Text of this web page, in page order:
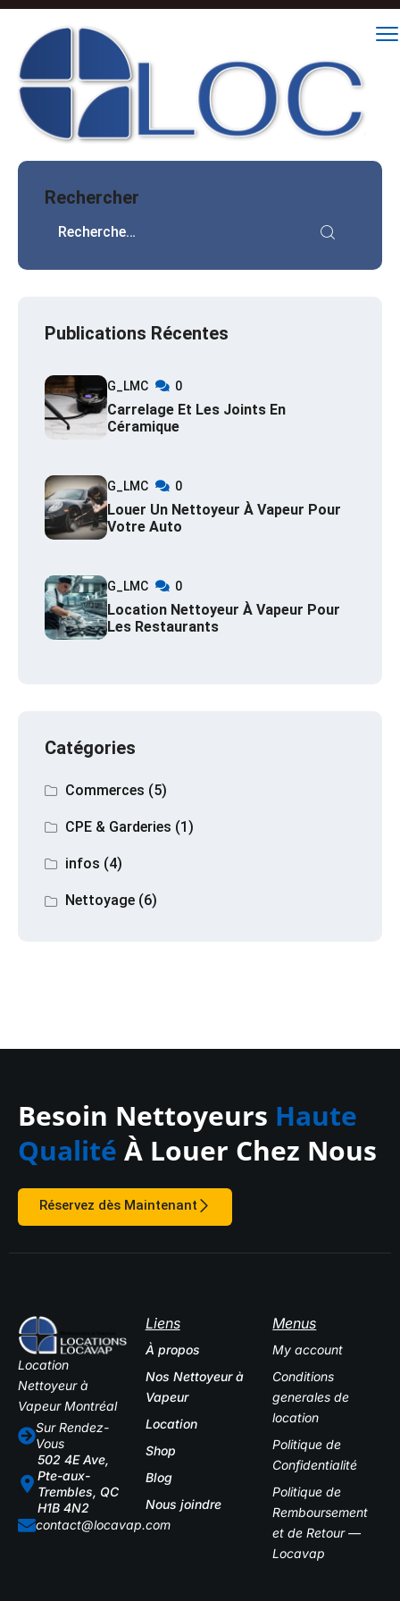
Rechercher
Publications Récentes
G_LMC 0
Carrelage Et Les Joints En
Céramique
G_LMC 0
Louer Un Nettoyeur À Vapeur Pour
Votre Auto
G_LMC 0
Location Nettoyeur À Vapeur Pour
Les Restaurants
Catégories
Commerces (5)
CPE & Garderies (1)
infos (4)
Nettoyage (6)
Besoin Nettoyeurs Haute
Qualité À Louer Chez Nous
Réservez dès Maintenant
Location
Nettoyeur à
Vapeur Montréal
Sur Rendez-
Vous
502 4E Ave,
Pte-aux-
Trembles, QC
H1B 4N2
contact@locavap.com
Liens
À propos
Nos Nettoyeur à
Vapeur
Location
Shop
Blog
Nous joindre
Menus
My account
Conditions
generales de
location
Politique de
Confidentialité
Politique de
Remboursement
et de Retour —
Locavap